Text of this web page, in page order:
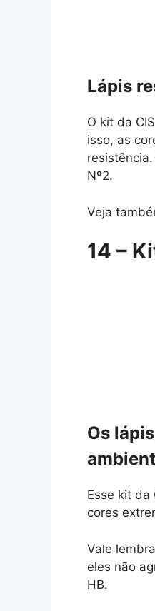
Lápis
O kit da
isso, as
Nº2.
Veja
14 –
Os
Esse kit da
cores
Vale
eles não
HB.